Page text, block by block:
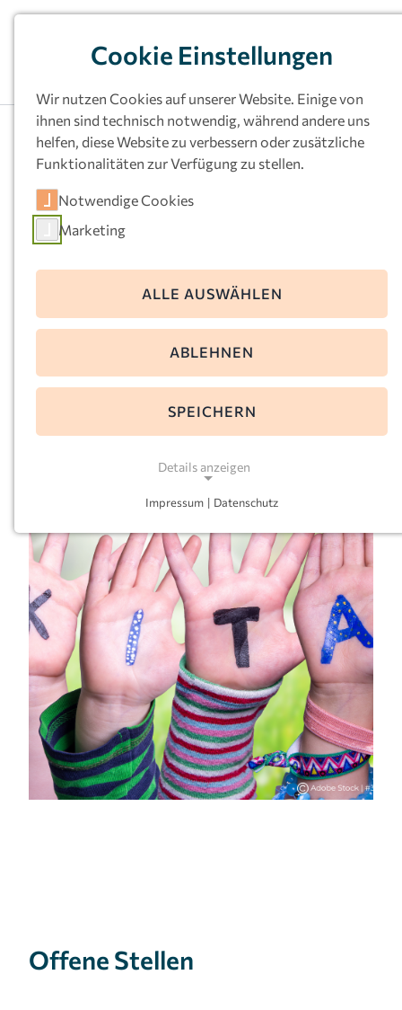
Arbeiten bei den
Katholischen Kitas
Ruhr
Wir sind immer auf der Suche nach neuen
Mitarbeitenden, die unsere Teams unterstützen
und ihre Persönlichkeit einbringen!
Offene Stellen
Cookie Einstellungen
Wir nutzen Cookies auf unserer Website. Einige von
ihnen sind technisch notwendig, während andere uns
helfen, diese Website zu verbessern oder zusätzliche
Funktionalitäten zur Verfügung zu stellen.
Notwendige Cookies
Marketing
ALLE AUSWÄHLEN
ABLEHNEN
SPEICHERN
Details anzeigen
Notwendige Cookies ermöglichen grundlegende
Funktionen und sind für die einwandfreie Funktion
der Website erforderlich.
Einverständnis-Cookie
Name:
cookie_consent
Zweck:
Dieser Cookie speichert die ausgewählten
Einverständnis-Optionen des Benutzers
Cookie Laufzeit:
anzuzeigen. Sie tun dies, indem sie Besucher über
Websites hinweg verfolgen.
Impressum | Datenschutz